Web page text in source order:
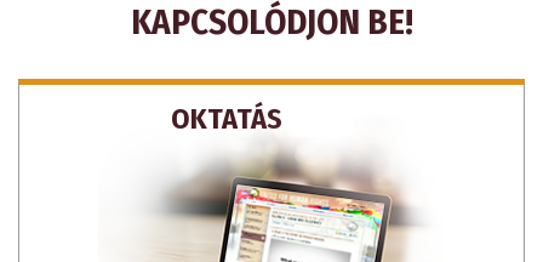
KAPCSOLÓDJON BE!
OKTATÁS